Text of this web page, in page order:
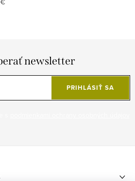
newsletter
PRIHLÁSIŤ SA